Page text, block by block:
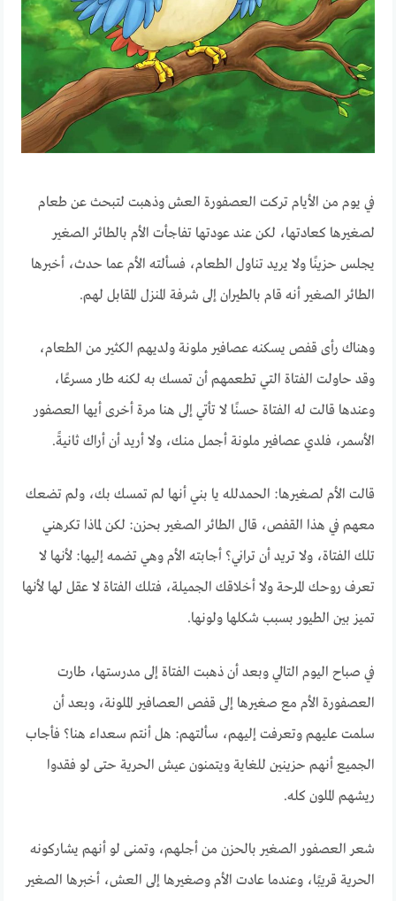
في يوم من الأيام تركت العصفورة العش وذهبت لتبحث عن طعام
لصغيرها كعادتها، لكن عند عودتها تفاجأت الأم بالطائر الصغير
يجلس حزينًا ولا يريد تناول الطعام، فسألته الأم عما حدث، أخبرها
الطائر الصغير أنه قام بالطيران إلى شرفة المنزل المقابل لهم.
وهناك رأى قفص يسكنه عصافير ملونة ولديهم الكثير من الطعام،
وقد حاولت الفتاة التي تطعمهم أن تمسك به لكنه طار مسرعًا،
وعندها قالت له الفتاة حسنًا لا تأتي إلى هنا مرة أخرى أيها العصفور
الأسمر، فلدي عصافير ملونة أجمل منك، ولا أريد أن أراك ثانيةً.
قالت الأم لصغيرها: الحمدلله يا بني أنها لم تمسك بك، ولم تضعك
معهم في هذا القفص، قال الطائر الصغير بحزن: لكن لماذا تكرهني
تلك الفتاة، ولا تريد أن تراني؟ أجابته الأم وهي تضمه إليها: لأنها لا
تعرف روحك المرحة ولا أخلاقك الجميلة، فتلك الفتاة لا عقل لها لأنها
تميز بين الطيور بسبب شكلها ولونها.
في صباح اليوم التالي وبعد أن ذهبت الفتاة إلى مدرستها، طارت
العصفورة الأم مع صغيرها إلى قفص العصافير الملونة، وبعد أن
سلمت عليهم وتعرفت إليهم، سألتهم: هل أنتم سعداء هنا؟ فأجاب
الجميع أنهم حزينين للغاية ويتمنون عيش الحرية حتى لو فقدوا
ريشهم الملون كله.
شعر العصفور الصغير بالحزن من أجلهم، وتمنى لو أنهم يشاركونه
الحرية قريبًا، وعندما عادت الأم وصغيرها إلى العش، أخبرها الصغير